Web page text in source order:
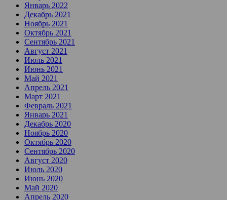
Январь 2022
Декабрь 2021
Ноябрь 2021
Октябрь 2021
Сентябрь 2021
Август 2021
Июль 2021
Июнь 2021
Май 2021
Апрель 2021
Март 2021
Февраль 2021
Январь 2021
Декабрь 2020
Ноябрь 2020
Октябрь 2020
Сентябрь 2020
Август 2020
Июль 2020
Июнь 2020
Май 2020
Апрель 2020